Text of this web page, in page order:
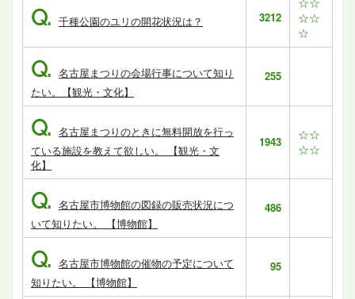
Q. 千種公園のユリの開花状況は？ 3212
☆☆
☆
Q. 名古屋まつりの会場行事について知り
たい。【観光・文化】
255
Q. 名古屋まつりのときに無料開放を行っ
ている施設を教えて欲しい。 【観光・文
化】
1943
☆☆
☆☆
Q. 名古屋市博物館の図録の販売状況につ
いて知りたい。 【博物館】
486
Q. 名古屋市博物館の催物の予定について
知りたい。 【博物館】
95